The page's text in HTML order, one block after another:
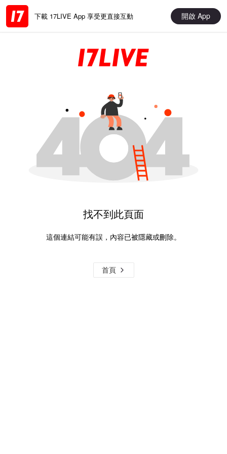
下載 17LIVE App 享受更直接互動 開啟 App
找不到此頁面
這個連結可能有誤，內容已被隱藏或刪除。
首頁